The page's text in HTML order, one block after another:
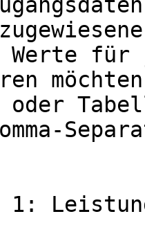
für
möchten